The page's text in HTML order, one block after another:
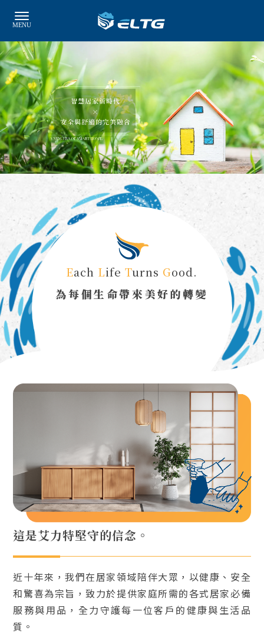
居家鍍膜
台中居家鍍膜
東區居家鍍膜
北區居家鍍膜
住家鍍膜
Each LifeTurns Good.
為每個生命帶來美好的轉變
這是艾力特堅守的信念。
近十年來，我們在居家領域陪伴大眾，以健康、安全
和驚喜為宗旨，致力於提供家庭所需的各式居家必備
服務與用品，全力守護每一位客戶的健康與生活品
質。